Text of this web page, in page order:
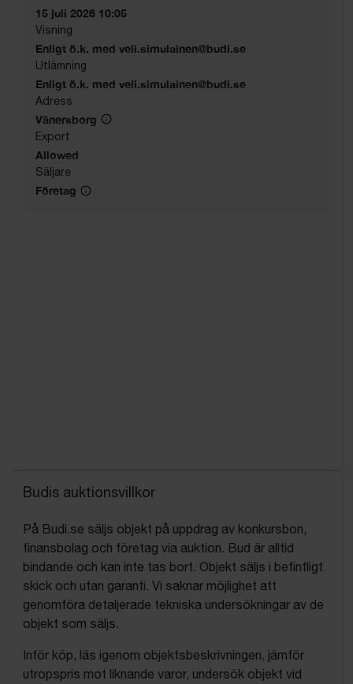
15 juli 2026 10:05
Visning
Enligt ö.k. med veli.simulainen@budi.se
Utlämning
Enligt ö.k. med veli.simulainen@budi.se
Adress
Vänersborg
Export
Allowed
Säljare
Företag
Budis auktionsvillkor
På Budi.se säljs objekt på uppdrag av konkursbon,
finansbolag och företag via auktion. Bud är alltid
bindande och kan inte tas bort. Objekt säljs i befintligt
skick och utan garanti. Vi saknar möjlighet att
genomföra detaljerade tekniska undersökningar av de
objekt som säljs.
Inför köp, läs igenom objektsbeskrivningen, jämför
utropspris mot liknande varor, undersök objekt vid